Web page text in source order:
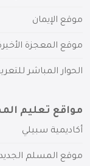
موقع الإيمان
موقع المعجزة
الحوار المباشر
مواقع تعليم
أكاديمية سبيلي
موقع المسلم